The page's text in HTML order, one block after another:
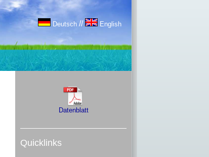
Deutsch // English
Datenblatt
Quicklinks